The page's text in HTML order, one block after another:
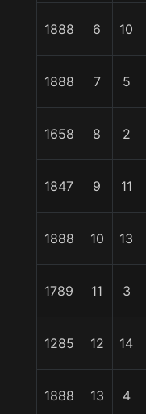
1888 6 10
1888 7 5
1658 8 2
1847 9 11
1888 10 13
1789 11 3
1285 12 14
1888 13 4